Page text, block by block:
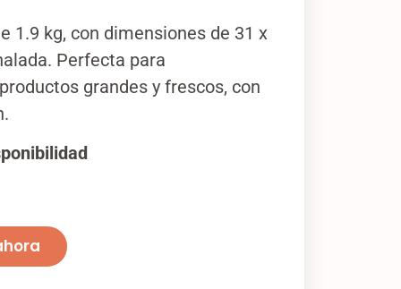
1.9 kg, con dimensiones de 31 x
Perfecta para
grandes y frescos, con